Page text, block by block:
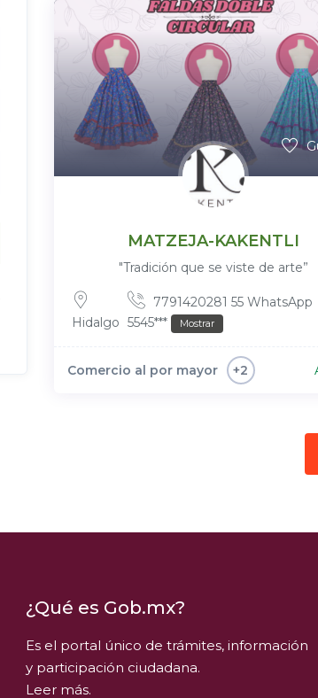
MATZEJA-KAKENTLI
"Tradición que se viste de arte”
Hidalgo
7791420281 55 WhatsApp
5545***
Mostrar
Comercio al por mayor +2
¿Qué es Gob.mx?
Es el portal único de trámites, información
y participación ciudadana.
Leer más.